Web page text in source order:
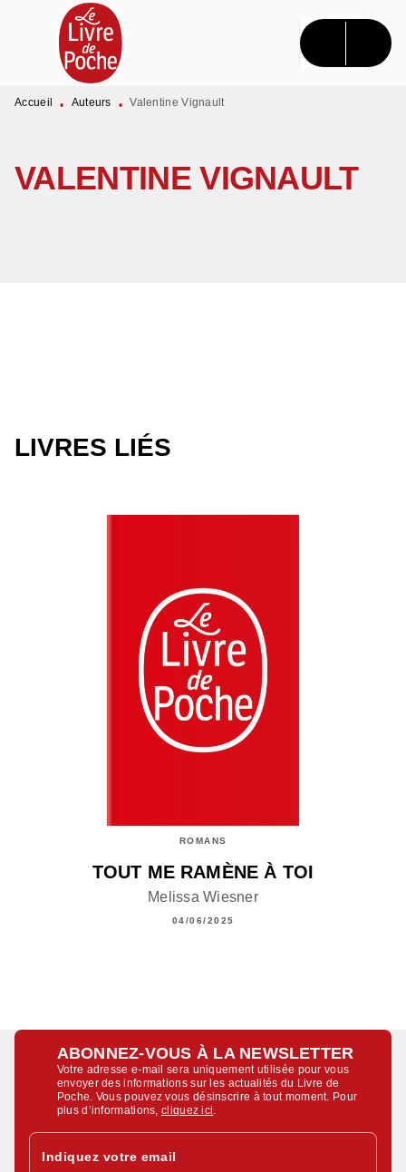
MENU RECHERCHE CONTENU
PIED DE PAGE
Accueil • Auteurs • Valentine Vignault
VALENTINE VIGNAULT
LIVRES LIÉS
ROMANS
TOUT ME RAMÈNE À TOI
Melissa Wiesner
04/06/2025
ABONNEZ-VOUS À LA NEWSLETTER
Votre adresse e-mail sera uniquement utilisée pour vous
envoyer des informations sur les actualités du Livre de
Poche. Vous pouvez vous désinscrire à tout moment. Pour
plus d’informations,cliquez ici
Indiquez votre email